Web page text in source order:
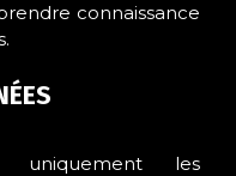
connaissance
uniquement les